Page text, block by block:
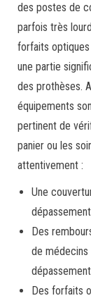
des postes de
parfois très
forfaits
une partie
des prothèses.
équipements
pertinent de
panier ou les
attentivement :
Une
Des
de médecins
Des forfaits